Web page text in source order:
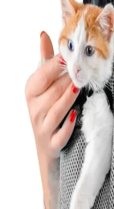
En İyi Kedi
Seçenekler ile Kedinizin
Kedinizin sağlığı ve mutluluğu
Güvenlik ve eğlenceyi bir arada
atmasını sağlayın.
Kedi Korkuluğu Nedir
İçin Nasıl Kullanılır
Kedi korkuluğu, kedilerin
koruyan pratik çözümler olup,
alanlarıyla kedilerin özgürlüğünü
Yerli Kedi Mamaları:
Seçenekler Türkiye’de
Türkiye’de üretilen yerli kedi
seçenekler sunar. Kedinizin
içerik ve protein oranlarına dikkat